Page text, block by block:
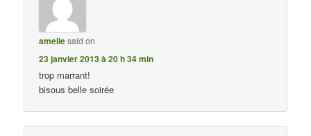
ameliesaid on
23 janvier 2013 à 20 h 34 min
trop marrant!
bisous belle soirée